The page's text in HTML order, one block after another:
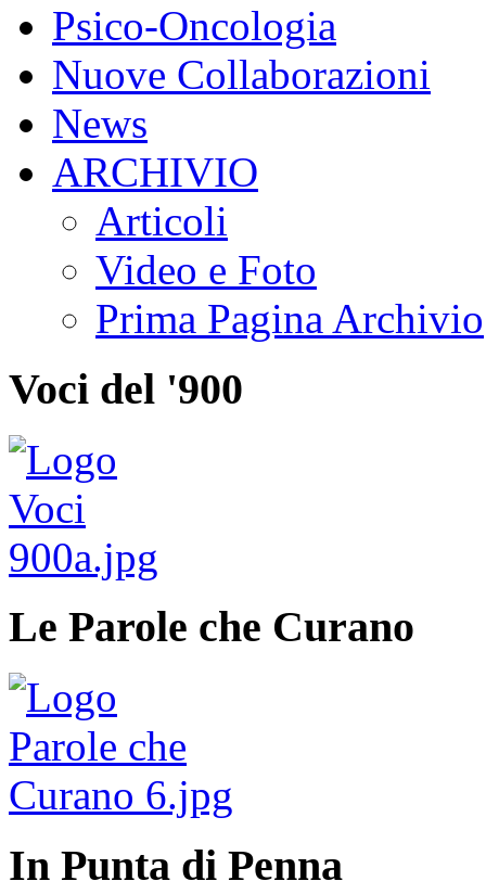
Psico-Oncologia
Nuove Collaborazioni
News
ARCHIVIO
Articoli
Video e Foto
Prima Pagina Archivio
Voci del '900
Le Parole che Curano
In Punta di Penna